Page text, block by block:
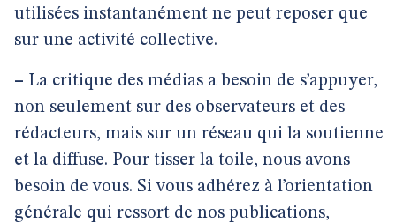
utilisées instantanément ne peut reposer que
sur une activité collective.
– La critique des médias a besoin de s’appuyer,
non seulement sur des observateurs et des
rédacteurs, mais sur un réseau qui la soutienne
et la diffuse. Pour tisser la toile, nous avons
besoin de vous. Si vous adhérez à l’orientation
générale qui ressort de nos publications,